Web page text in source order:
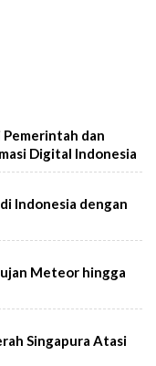
Pemerintah dan
Digital Indonesia
Indonesia dengan
Meteor hingga
Singapura Atasi